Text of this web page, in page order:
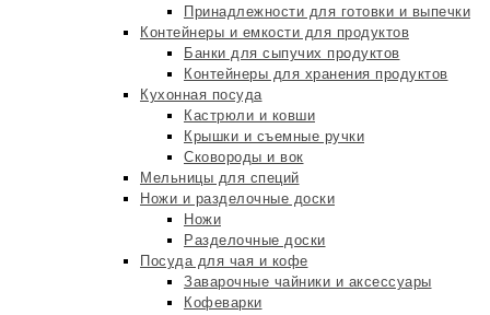
Принадлежности для готовки и выпечки
Контейнеры и емкости для продуктов
Банки для сыпучих продуктов
Контейнеры для хранения продуктов
Кухонная посуда
Кастрюли и ковши
Крышки и съемные ручки
Сковороды и вок
Мельницы для специй
Ножи и разделочные доски
Ножи
Разделочные доски
Посуда для чая и кофе
Заварочные чайники и аксессуары
Кофеварки